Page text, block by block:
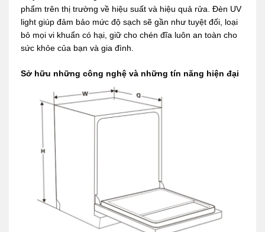
phẩm trên thị trường về hiệu suất và hiệu quả rửa. Đèn UV
light giúp đảm bảo mức độ sạch sẽ gần như tuyệt đối, loại
bỏ mọi vi khuẩn có hại, giữ cho chén đĩa luôn an toàn cho
sức khỏe của bạn và gia đình.
Sở hữu những công nghệ và những tín năng hiện đại